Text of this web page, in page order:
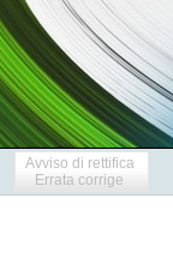
Avviso di rettifica
Errata corrige